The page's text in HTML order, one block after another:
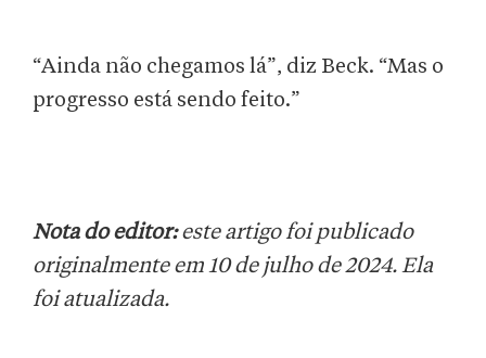
“Ainda não chegamos lá”, diz Beck. “Mas o
progresso está sendo feito.”
Nota do editor:este artigo foi publicado
originalmente em 10 de julho de 2024. Ela
foi atualizada.